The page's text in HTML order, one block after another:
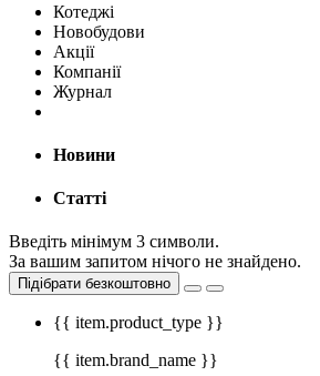
Котеджі
Новобудови
Акції
Компанії
Журнал
Новини
Статті
Введіть мінімум 3 символи.
За вашим запитом нічого не знайдено.
Підібрати безкоштовно
{{ item.product_type }}
{{ item.brand_name }}